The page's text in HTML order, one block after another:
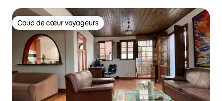
Coup de cœur voyageurs
Coup de cœur voyageurs